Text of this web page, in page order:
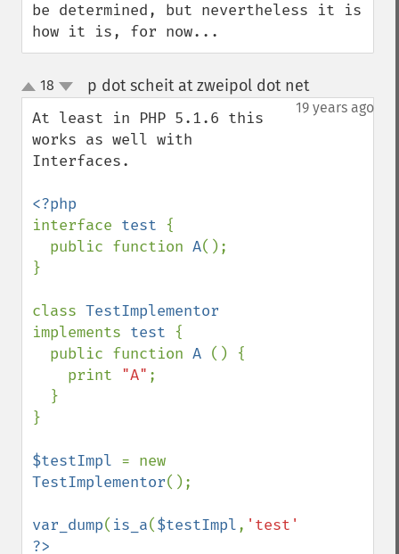
be determined, but nevertheless it is
how it is, for now...
up
down
18 p dot scheit at zweipol dot net¶
19 years ago
At least in PHP 5.1.6 this
works as well with
Interfaces.
interface test {
  public function
A();
}
class
implements test {
  public function
A () {
    print
"A" ;
}
$testImpl
TestImplementor();
var_dump( is_a($testImpl, 'test'